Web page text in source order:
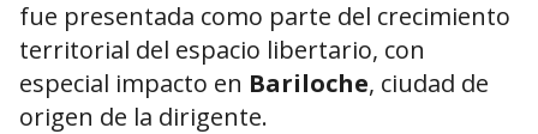
fue presentada como parte del crecimiento
territorial del espacio libertario, con
especial impacto en Bariloche, ciudad de
origen de la dirigente.